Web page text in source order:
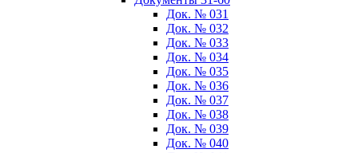
Док. № 031
Док. № 032
Док. № 033
Док. № 034
Док. № 035
Док. № 036
Док. № 037
Док. № 038
Док. № 039
Док. № 040